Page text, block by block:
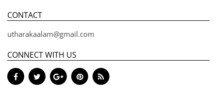
CONTACT
utharakaalam@gmail.com
CONNECT WITH US